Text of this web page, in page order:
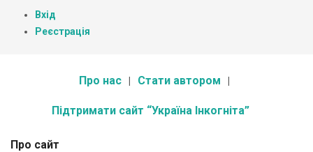
Вхід
Реєстрація
Про нас Стати автором
Підтримати сайт “Україна Інкогніта”
Про сайт